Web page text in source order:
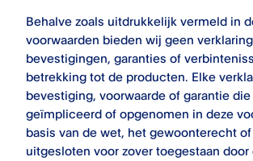
Behalve zoals uitdrukkelijk vermeld in
voorwaarden bieden wij geen
bevestigingen, garanties of
betrekking tot de producten. Elke
bevestiging, voorwaarde of garantie
geïmpliceerd of opgenomen in deze
basis van de wet, het gewoonterecht
uitgesloten voor zover toegestaan